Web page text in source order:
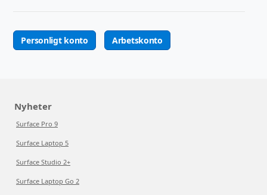
Personligt konto Arbetskonto
Nyheter
Surface Pro 9
Surface Laptop 5
Surface Studio 2+
Surface Laptop Go 2